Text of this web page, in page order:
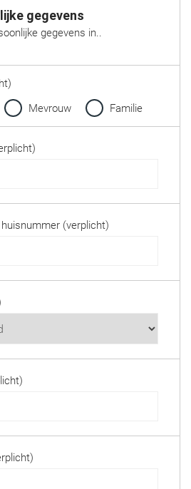
gegevens
gegevens in..
Mevrouw Familie
(verplicht)